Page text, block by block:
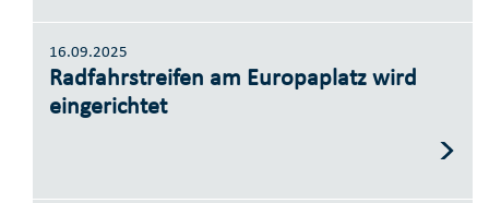
16.09.2025
Radfahrstreifen am Europaplatz wird
eingerichtet